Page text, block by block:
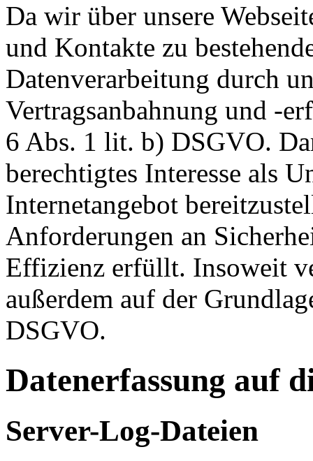
Da wir über unsere
und Kontakte zu
Datenverarbeitung durch
Vertragsanbahnung und -
6 Abs. 1 lit. b) DSGVO.
berechtigtes Interesse als
Internetangebot
Anforderungen an
Effizienz erfüllt. Insoweit
außerdem auf der
DSGVO.
Datenerfassung auf
Server-Log-Dateien